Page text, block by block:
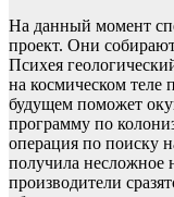
На данный момент
проект. Они
Психея
на космическом
будущем поможет
программу по
операция по поиску
получила несложное
производители